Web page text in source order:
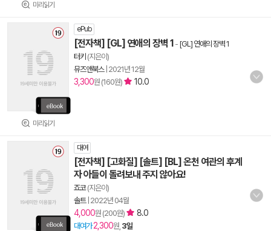
미리읽기
미리읽기
ePub
[전자책] [GL] 연애의 장벽 1 - [GL] 연애의 장벽 1
터키 (지은이)
뮤즈앤북스| 2021년 12월
3,300원 (160원) 10.0
대여
[전자책] [고화질] [솔트] [BL] 온천 여관의 후계
자 아들이 돌려보내 주지 않아요!
죠코(지은이)
솔트| 2022년 04월
4,000원 (200원) 8.0
대여가 2,300원, 3일